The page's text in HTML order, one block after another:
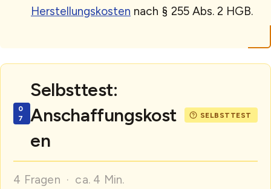
Herstellungskosten nach § 255 Abs. 2 HGB.
Selbsttest:
Anschaffungskost
en
4 Fragen · ca. 4 Min.